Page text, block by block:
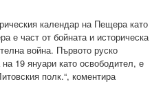
календар на Пещера като
е част от бойната и историческа
война. Първото руско
19 януари като освободител, е
полк.“, коментира